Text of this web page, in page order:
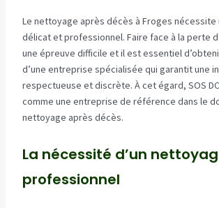
Le nettoyage après décès à Froges
délicat et professionnel. Faire face à la perte
une épreuve difficile et il est essentiel
d’une entreprise spécialisée qui garantit une
respectueuse et discrète. À cet égard, SOS
comme une entreprise de référence dans le
nettoyage après décès.
La nécessité d’un
professionnel